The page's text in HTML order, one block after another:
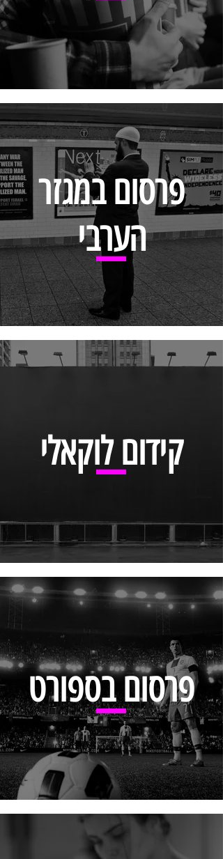
פרסום במגזר
הערבי
קידום לוקאלי
פרסום בספורט